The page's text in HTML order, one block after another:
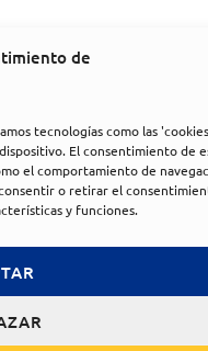
de
tecnologías como las
El consentimiento de
el comportamiento de
o retirar el
y funciones.